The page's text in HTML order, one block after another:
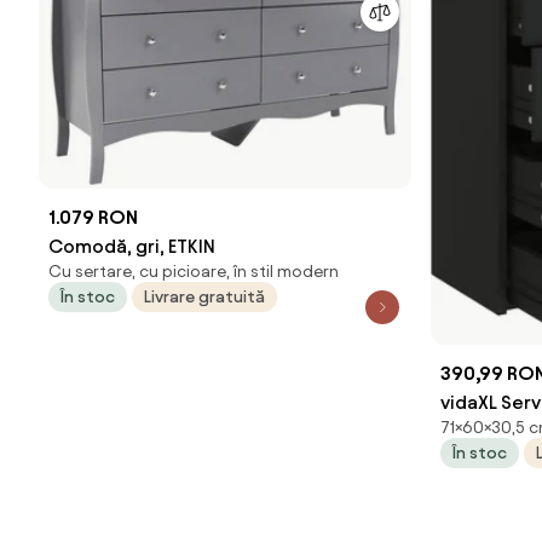
1.079 RON
Comodă, gri, ETKIN
Cu sertare, cu picioare, în stil modern
În stoc
Livrare gratuită
390,99
vidaXL
71×60×30,5
În stoc